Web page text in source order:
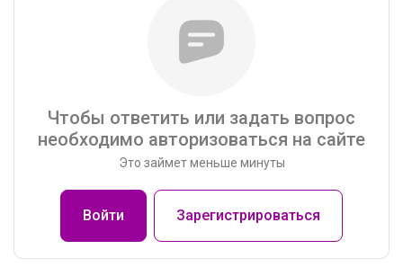
Чтобы ответить или задать вопрос
необходимо авторизоваться на сайте
Это займет меньше минуты
Войти Зарегистрироваться